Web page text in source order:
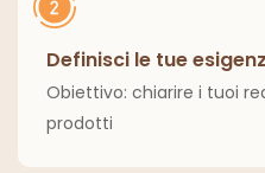
Definisci le tue
Obiettivo: chiarire i tuoi
prodotti